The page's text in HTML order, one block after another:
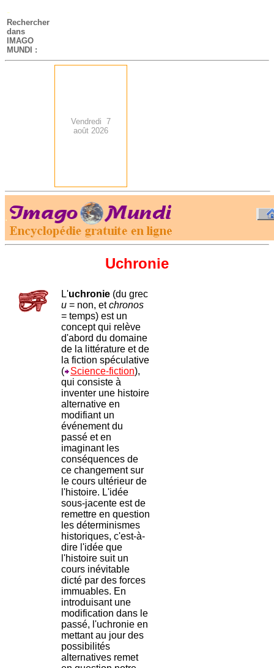
-
Rechercher
dans
IMAGO
MUNDI :
Vendredi 7
août 2026
.
Uchronie
L'uchronie (du grec
u = non, etchronos
= temps) est un
concept qui relève
d'abord du domaine
de la littérature et de
la fiction spéculative
(
Science-fiction),
qui consiste à
inventer une histoire
alternative en
modifiant un
événement du
passé et en
imaginant les
conséquences de
ce changement sur
le cours ultérieur de
l'histoire. L'idée
sous-jacente est de
remettre en question
les déterminismes
historiques, c'est-à-
dire l'idée que
l'histoire suit un
cours inévitable
dicté par des forces
immuables. En
introduisant une
modification dans le
passé, l'uchronie en
mettant au jour des
possibilités
alternatives remet